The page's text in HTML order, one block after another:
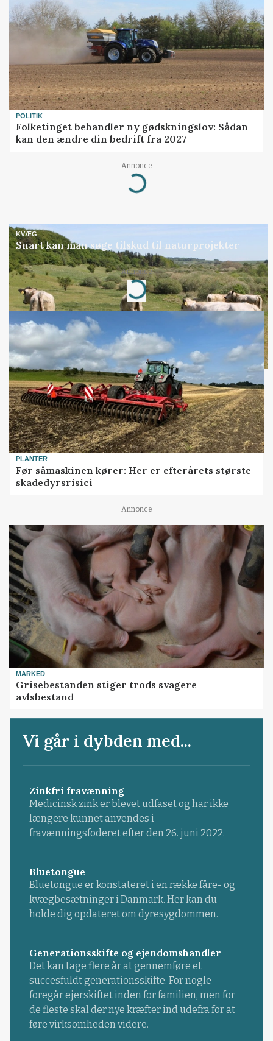
POLITIK
Folketinget behandler ny gødskningslov: Sådan
kan den ændre din bedrift fra 2027
Annonce
Loading...
KVÆG
Snart kan man søge tilskud til naturprojekter
Annonce
Loading...
PLANTER
Før såmaskinen kører: Her er efterårets største
skadedyrsrisici
Annonce
MARKED
Grisebestanden stiger trods svagere
avlsbestand
Vi går i dybden med...
Zinkfri fravænning
Medicinsk zink er blevet udfaset og har ikke
længere kunnet anvendes i
fravænningsfoderet efter den 26. juni 2022.
Bluetongue
Bluetongue er konstateret i en række fåre- og
kvægbesætninger i Danmark. Her kan du
holde dig opdateret om dyresygdommen.
Generationsskifte og ejendomshandler
Det kan tage flere år at gennemføre et
succesfuldt generationsskifte. For nogle
foregår ejerskiftet inden for familien, men for
de fleste skal der nye kræfter ind udefra for at
føre virksomheden videre.